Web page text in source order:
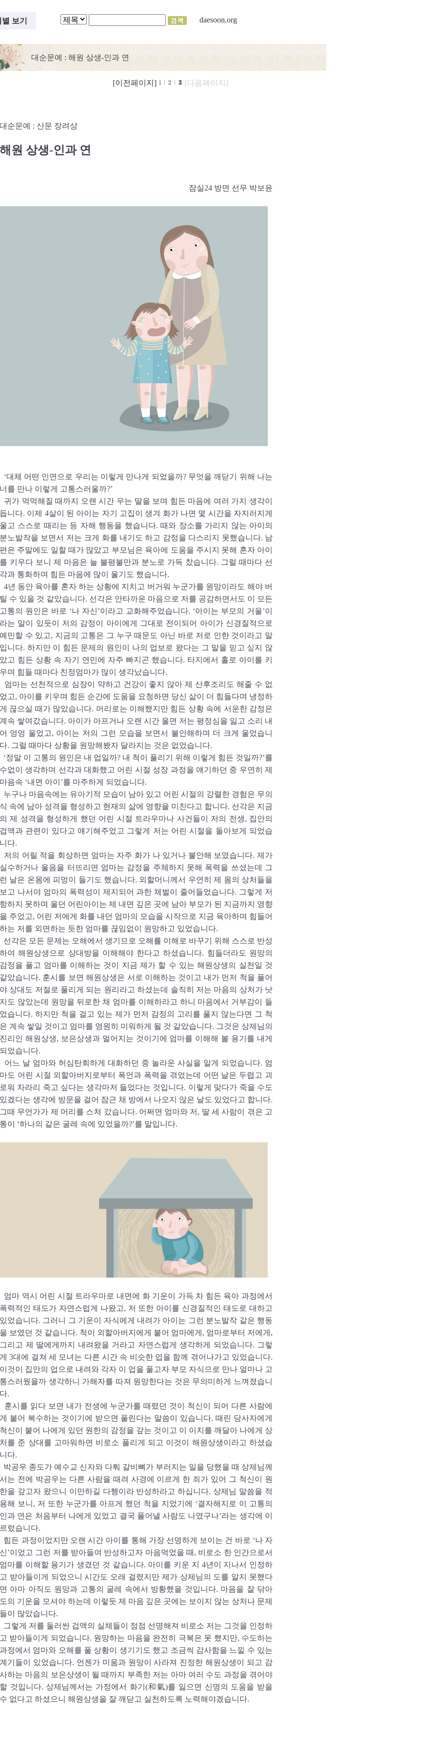
보기 daesoon.org
대순문예 : 해원 상생-인과 연
[이전페이지] [다음페이지]
대순문예 : 산문 장려상
해원 상생-인과 연
잠실24 방면 선무 박보윤
‘대체 어떤 인연으로 우리는 이렇게 만나게 되었을까? 무엇을 깨닫기 위해 나는
너를 만나 이렇게 고통스러울까?’
귀가 먹먹해질 때까지 오랜 시간 우는 딸을 보며 힘든 마음에 여러 가지 생각이
듭니다. 이제 4살이 된 아이는 자기 고집이 생겨 화가 나면 몇 시간을 자지러지게
울고 스스로 때리는 등 자해 행동을 했습니다. 때와 장소를 가리지 않는 아이의
분노발작을 보면서 저는 크게 화를 내기도 하고 감정을 다스리지 못했습니다. 남
편은 주말에도 일할 때가 많았고 부모님은 육아에 도움을 주시지 못해 혼자 아이
를 키우다 보니 제 마음은 늘 불평불만과 분노로 가득 찼습니다. 그럴 때마다 선
각과 통화하며 힘든 마음에 많이 울기도 했습니다.
4년 동안 육아를 혼자 하는 상황에 지치고 버거워 누군가를 원망이라도 해야 버
틸 수 있을 것 같았습니다. 선각은 안타까운 마음으로 저를 공감하면서도 이 모든
고통의 원인은 바로 ‘나 자신’이라고 교화해주었습니다. ‘아이는 부모의 거울’이
라는 말이 있듯이 저의 감정이 아이에게 그대로 전이되어 아이가 신경질적으로
예민할 수 있고, 지금의 고통은 그 누구 때문도 아닌 바로 저로 인한 것이라고 말
입니다. 하지만 이 힘든 문제의 원인이 나의 업보로 왔다는 그 말을 믿고 싶지 않
았고 힘든 상황 속 자기 연민에 자주 빠지곤 했습니다. 타지에서 홀로 아이를 키
우며 힘들 때마다 친정엄마가 많이 생각났습니다.
엄마는 선천적으로 심장이 약하고 건강이 좋지 않아 제 산후조리도 해줄 수 없
었고, 아이를 키우며 힘든 순간에 도움을 요청하면 당신 삶이 더 힘들다며 냉정하
게 끊으실 때가 많았습니다. 머리로는 이해했지만 힘든 상황 속에 서운한 감정은
계속 쌓여갔습니다. 아이가 아프거나 오랜 시간 울면 저는 평정심을 잃고 소리 내
어 엉엉 울었고, 아이는 저의 그런 모습을 보면서 불안해하며 더 크게 울었습니
다. 그럴 때마다 상황을 원망해봤자 달라지는 것은 없었습니다.
‘정말 이 고통의 원인은 내 업일까? 내 척이 풀리기 위해 이렇게 힘든 것일까?’를
수없이 생각하며 선각과 대화했고 어린 시절 성장 과정을 얘기하던 중 우연히 제
마음속 ‘내면 아이’를 마주하게 되었습니다.
누구나 마음속에는 유아기적 모습이 남아 있고 어린 시절의 강렬한 경험은 무의
식 속에 남아 성격을 형성하고 현재의 삶에 영향을 미친다고 합니다. 선각은 지금
의 제 성격을 형성하게 했던 어린 시절 트라우마나 사건들이 저의 전생, 집안의
겁액과 관련이 있다고 얘기해주었고 그렇게 저는 어린 시절을 돌아보게 되었습
니다.
저의 어릴 적을 회상하면 엄마는 자주 화가 나 있거나 불안해 보였습니다. 제가
실수하거나 울음을 터뜨리면 엄마는 감정을 주체하지 못해 폭력을 쓰셨는데 그
런 날은 온몸에 피멍이 들기도 했습니다. 외할머니께서 우연히 제 몸의 상처들을
보고 나서야 엄마의 폭력성이 제지되어 과한 체벌이 줄어들었습니다. 그렇게 저
항하지 못하며 울던 어린아이는 제 내면 깊은 곳에 남아 부모가 된 지금까지 영향
을 주었고, 어린 저에게 화를 내던 엄마의 모습을 시작으로 지금 육아하며 힘들어
하는 저를 외면하는 듯한 엄마를 끊임없이 원망하고 있었습니다.
선각은 모든 문제는 오해에서 생기므로 오해를 이해로 바꾸기 위해 스스로 반성
하여 해원상생으로 상대방을 이해해야 한다고 하셨습니다. 힘들더라도 원망의
감정을 풀고 엄마를 이해하는 것이 지금 제가 할 수 있는 해원상생의 실천일 것
같았습니다. 훈시를 보면 해원상생은 서로 이해하는 것이고 내가 먼저 척을 풀어
야 상대도 저절로 풀리게 되는 원리라고 하셨는데 솔직히 저는 마음의 상처가 낫
지도 않았는데 원망을 뒤로한 채 엄마를 이해하라고 하니 마음에서 거부감이 들
었습니다. 하지만 척을 걸고 있는 제가 먼저 감정의 고리를 풀지 않는다면 그 척
은 계속 쌓일 것이고 엄마를 영원히 미워하게 될 것 같았습니다. 그것은 상제님의
진리인 해원상생, 보은상생과 멀어지는 것이기에 엄마를 이해해 볼 용기를 내게
되었습니다.
어느 날 엄마와 허심탄회하게 대화하던 중 놀라운 사실을 알게 되었습니다. 엄
마도 어린 시절 외할아버지로부터 폭언과 폭력을 겪었는데 어떤 날은 두렵고 괴
로워 차라리 죽고 싶다는 생각마저 들었다는 것입니다. 이렇게 맞다가 죽을 수도
있겠다는 생각에 방문을 걸어 잠근 채 방에서 나오지 않은 날도 있었다고 합니다.
그때 무언가가 제 머리를 스쳐 갔습니다. 어쩌면 엄마와 저, 딸 세 사람이 겪은 고
통이 ‘하나의 같은 굴레 속에 있었을까?’를 말입니다.
엄마 역시 어린 시절 트라우마로 내면에 화 기운이 가득 차 힘든 육아 과정에서
폭력적인 태도가 자연스럽게 나왔고, 저 또한 아이를 신경질적인 태도로 대하고
있었습니다. 그러니 그 기운이 자식에게 내려가 아이는 그런 분노발작 같은 행동
을 보였던 것 같습니다. 척이 외할아버지에게 붙어 엄마에게, 엄마로부터 저에게,
그리고 제 딸에게까지 내려왔을 거라고 자연스럽게 생각하게 되었습니다. 그렇
게 3대에 걸쳐 세 모녀는 다른 시간 속 비슷한 업을 함께 겪어나가고 있었습니다.
이것이 집안의 업으로 내려와 각자 이 업을 풀고자 부모 자식으로 만나 얼마나 고
통스러웠을까 생각하니 가해자를 따져 원망한다는 것은 무의미하게 느껴졌습니
다.
훈시를 읽다 보면 내가 전생에 누군가를 때렸던 것이 척신이 되어 다른 사람에
게 붙어 복수하는 것이기에 받으면 풀린다는 말씀이 있습니다. 때린 당사자에게
척신이 붙어 나에게 있던 원한의 감정을 갚는 것이고 이 이치를 깨달아 나에게 상
처를 준 상대를 고마워하면 비로소 풀리게 되고 이것이 해원상생이라고 하셨습
니다.
박공우 종도가 예수교 신자와 다퉈 갈비뼈가 부러지는 일을 당했을 때 상제님께
서는 전에 박공우는 다른 사람을 때려 사경에 이르게 한 죄가 있어 그 척신이 원
한을 갚고자 왔으니 이만하길 다행이라 반성하라고 하십니다. 상제님 말씀을 적
용해 보니, 저 또한 누군가를 아프게 했던 척을 지었기에 ‘결자해지로 이 고통의
인과 연은 처음부터 나에게 있었고 결국 풀어낼 사람도 나였구나’라는 생각에 이
르렀습니다.
힘든 과정이었지만 오랜 시간 아이를 통해 가장 선명하게 보이는 건 바로 ‘나 자
신’이었고 그런 저를 받아들여 반성하고자 마음먹었을 때, 비로소 한 인간으로서
엄마를 이해할 용기가 생겼던 것 같습니다. 아이를 키운 지 4년이 지나서 인정하
고 받아들이게 되었으니 시간도 오래 걸렸지만 제가 상제님의 도를 알지 못했다
면 아마 아직도 원망과 고통의 굴레 속에서 방황했을 것입니다. 마음을 잘 닦아
도의 기운을 모셔야 하는데 이렇듯 제 마음 깊은 곳에는 보이지 않는 상처나 문제
들이 많았습니다.
그렇게 저를 둘러싼 겁액의 실체들이 점점 선명해져 비로소 저는 그것을 인정하
고 받아들이게 되었습니다. 원망하는 마음을 완전히 극복은 못 했지만, 수도하는
과정에서 엄마와 오해를 풀 상황이 생기기도 했고 조금씩 감사함을 느낄 수 있는
계기들이 있었습니다. 언젠가 미움과 원망이 사라져 진정한 해원상생이 되고 감
사하는 마음의 보은상생이 될 때까지 부족한 저는 아마 여러 수도 과정을 겪어야
할 것입니다. 상제님께서는 가정에서 화기(和氣)를 잃으면 신명의 도움을 받을
수 없다고 하셨으니 해원상생을 잘 깨닫고 실천하도록 노력해야겠습니다.